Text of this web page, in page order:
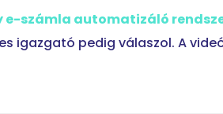
e-számla automatizáló
igazgató pedig válaszol. A